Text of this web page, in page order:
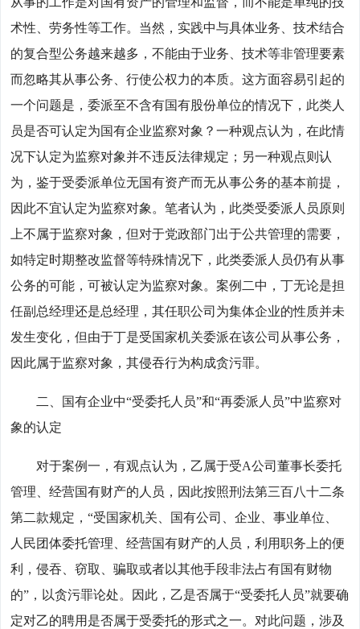
术性、劳务性等工作。当然，实践中与具体业务、技术结合
的复合型公务越来越多，不能由于业务、技术等非管理要素
而忽略其从事公务、行使公权力的本质。这方面容易引起的
一个问题是，委派至不含有国有股份单位的情况下，此类人
员是否可认定为国有企业监察对象？一种观点认为，在此情
况下认定为监察对象并不违反法律规定；另一种观点则认
为，鉴于受委派单位无国有资产而无从事公务的基本前提，
因此不宜认定为监察对象。笔者认为，此类受委派人员原则
上不属于监察对象，但对于党政部门出于公共管理的需要，
如特定时期整改监督等特殊情况下，此类委派人员仍有从事
公务的可能，可被认定为监察对象。案例二中，丁无论是担
任副总经理还是总经理，其任职公司为集体企业的性质并未
发生变化，但由于丁是受国家机关委派在该公司从事公务，
因此属于监察对象，其侵吞行为构成贪污罪。
二、国有企业中“受委托人员”和“再委派人员”中监察对
象的认定
对于案例一，有观点认为，乙属于受A公司董事长委托
管理、经营国有财产的人员，因此按照刑法第三百八十二条
第二款规定，“受国家机关、国有公司、企业、事业单位、
人民团体委托管理、经营国有财产的人员，利用职务上的便
利，侵吞、窃取、骗取或者以其他手段非法占有国有财物
的”，以贪污罪论处。因此，乙是否属于“受委托人员”就要确
定对乙的聘用是否属于受委托的形式之一。对此问题，涉及